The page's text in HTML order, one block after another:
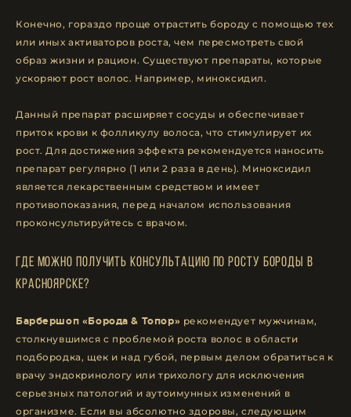
Конечно, гораздо проще отрастить бороду с помощью тех
или иных активаторов роста, чем пересмотреть свой
образ жизни и рацион. Существуют препараты, которые
ускоряют рост волос. Например, миноксидил.
Данный препарат расширяет сосуды и обеспечивает
приток крови к фолликулу волоса, что стимулирует их
рост. Для достижения эффекта рекомендуется наносить
препарат регулярно (1 или 2 раза в день). Миноксидил
является лекарственным средством и имеет
противопоказания, перед началом использования
проконсультируйтесь с врачом.
Где можно получить консультацию по росту бороды в
Красноярске?
Барбершоп «Борода & Топор» рекомендует мужчинам,
столкнувшимся с проблемой роста волос в области
подбородка, щек и над губой, первым делом обратиться к
врачу эндокринологу или трихологу для исключения
серьезных патологий и аутоимунных изменений в
организме. Если вы абсолютно здоровы, следующим